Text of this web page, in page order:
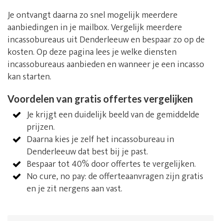
Je ontvangt daarna zo snel mogelijk meerdere
aanbiedingen in je mailbox. Vergelijk meerdere
incassobureaus uit Denderleeuw en bespaar zo op de
kosten. Op deze pagina lees je welke diensten
incassobureaus aanbieden en wanneer je een incasso
kan starten.
Voordelen van gratis offertes vergelijken
Je krijgt een duidelijk beeld van de gemiddelde
prijzen.
Daarna kies je zelf het incassobureau in
Denderleeuw dat best bij je past.
Bespaar tot 40% door offertes te vergelijken.
No cure, no pay: de offerteaanvragen zijn gratis
en je zit nergens aan vast.